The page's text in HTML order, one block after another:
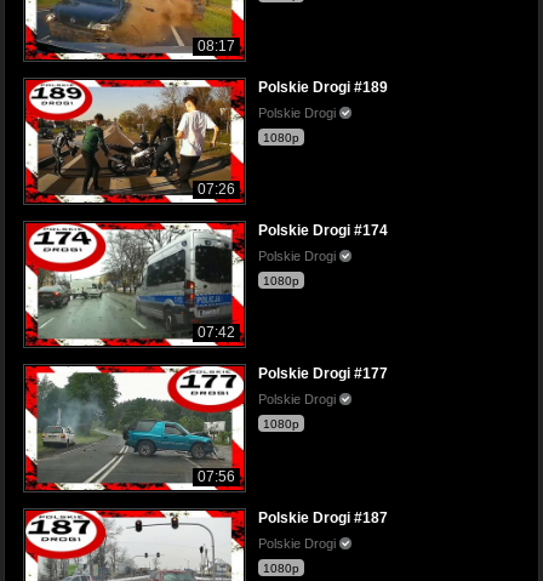
08:17
07:26
Polskie Drogi #189
Polskie Drogi
1080p
07:42
Polskie Drogi #174
Polskie Drogi
1080p
07:56
Polskie Drogi #177
Polskie Drogi
1080p
Polskie Drogi #187
Polskie Drogi
1080p